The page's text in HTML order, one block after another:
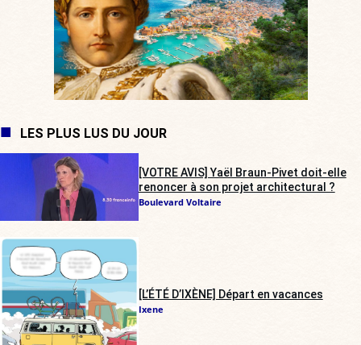
LES PLUS LUS DU JOUR
[VOTRE AVIS] Yaël Braun-Pivet doit-elle
renoncer à son projet architectural ?
Boulevard Voltaire
[L’ÉTÉ D’IXÈNE] Départ en vacances
Ixene